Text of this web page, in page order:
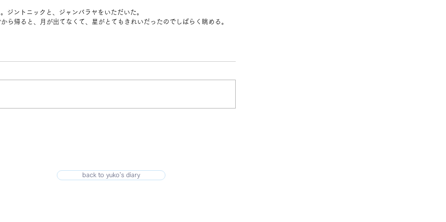
ジントニックと、ジャンバラヤをいただいた。
ら帰ると、月が出てなくて、星がとてもきれいだったのでしばらく眺める。
back to yuko's diary